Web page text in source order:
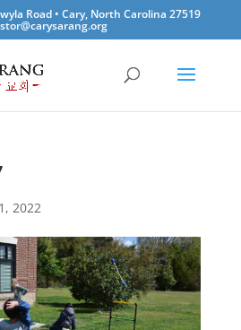
Road • Cary, North Carolina 27519
2022